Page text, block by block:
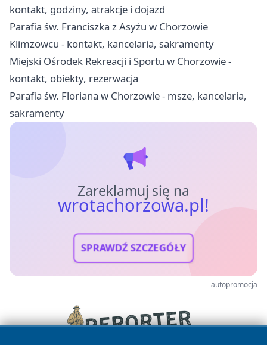
kontakt, godziny, atrakcje i dojazd
Parafia św. Franciszka z Asyżu w Chorzowie
Klimzowcu - kontakt, kancelaria, sakramenty
Miejski Ośrodek Rekreacji i Sportu w Chorzowie -
kontakt, obiekty, rezerwacja
Parafia św. Floriana w Chorzowie - msze, kancelaria,
sakramenty
Zareklamuj się na
wrotachorzowa.pl!
SPRAWDŹ SZCZEGÓŁY
autopromocja